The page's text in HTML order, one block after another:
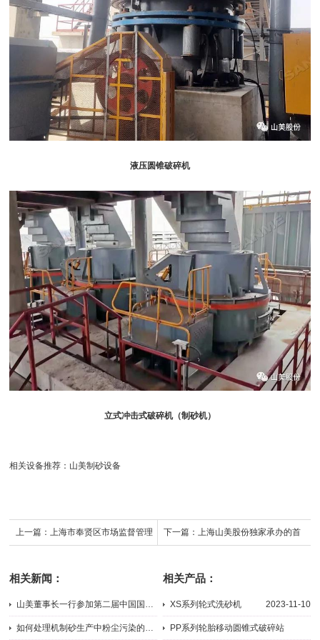
液压圆锥破碎机
立式冲击式破碎机（制砂机）
相关设备推荐： 山美制砂设备
上一篇： 上海市奉贤区市场监督管理
调研
下一篇：上海山美股份独家承办的首
召开
相关新闻：
山美董事长一行参加第二届中国国际砂石骨料大会
2015-12-10
如何处理机制砂生产中粉尘污染的问题
相关产品：
XS系列轮式洗砂机 2023-11-10
PP系列轮胎移动圆锥式破碎站